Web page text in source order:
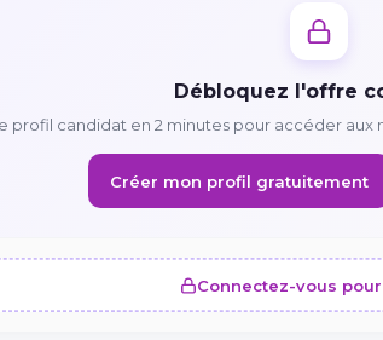
Débloquez l'offre
profil candidat en 2 minutes pour accéder
Créer mon profil gratuitement
Connectez-vous